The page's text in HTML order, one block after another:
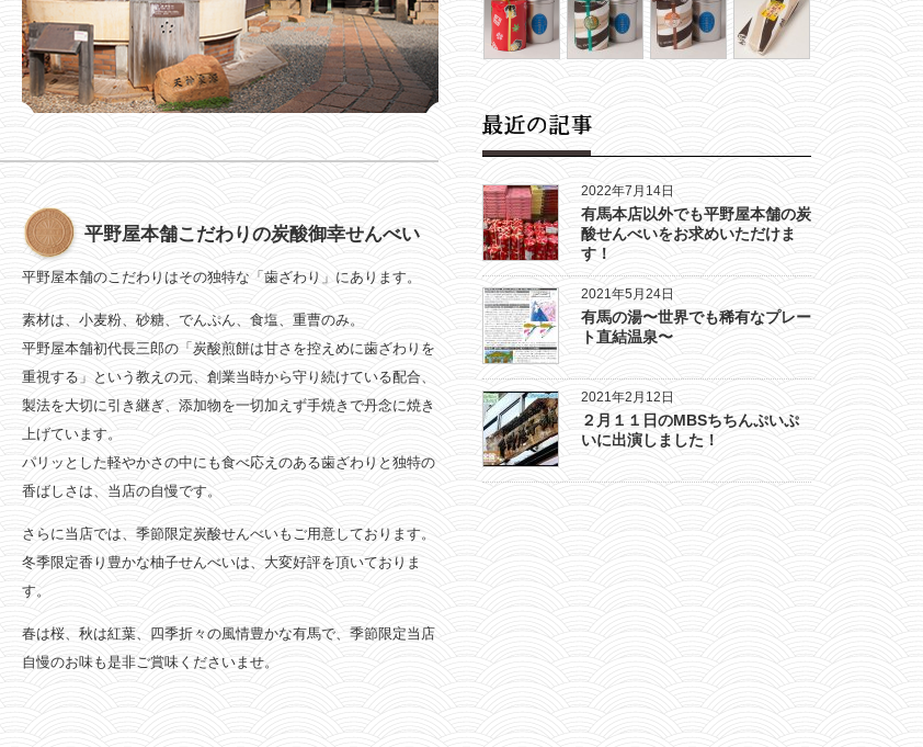
平野屋本舗こだわりの炭酸御幸せんべい
平野屋本舗のこだわりはその独特な「歯ざわり」にあります。
素材は、小麦粉、砂糖、でんぷん、食塩、重曹のみ。
平野屋本舗初代長三郎の「炭酸煎餅は甘さを控えめに歯ざわりを
重視する」という教えの元、創業当時から守り続けている配合、
製法を大切に引き継ぎ、添加物を一切加えず手焼きで丹念に焼き
上げています。
パリッとした軽やかさの中にも食べ応えのある歯ざわりと独特の
香ばしさは、当店の自慢です。
さらに当店では、季節限定炭酸せんべいもご用意しております。
冬季限定香り豊かな柚子せんべいは、大変好評を頂いておりま
す。
春は桜、秋は紅葉、四季折々の風情豊かな有馬で、季節限定当店
自慢のお味も是非ご賞味くださいませ。
2022年7月14日
有馬本店以外でも平野屋本舗の炭
酸せんべいをお求めいただけま
す！
2021年5月24日
有馬の湯〜世界でも稀有なプレー
ト直結温泉〜
2021年2月12日
２月１１日のMBSちちんぷいぷ
いに出演しました！